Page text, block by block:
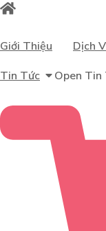
Giới Thiệu Dịch
Tin Tức
Open Tin